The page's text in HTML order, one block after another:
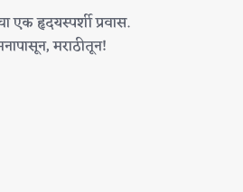
एक हृदयस्पर्शी प्रवास.
मराठीतून!